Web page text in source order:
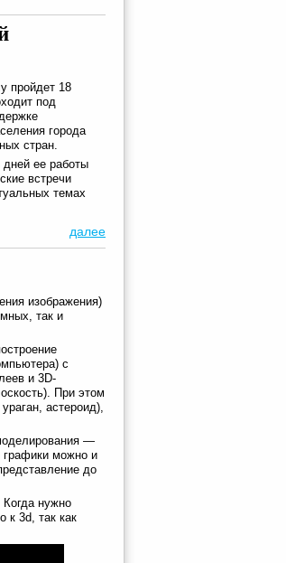
пройдет 18
под
города
стран.
дней ее работы
встречи
темах
далее
изображения)
так и
с
и 3D-
При этом
астероид),
—
графики можно и
до
нужно
к 3d, так как